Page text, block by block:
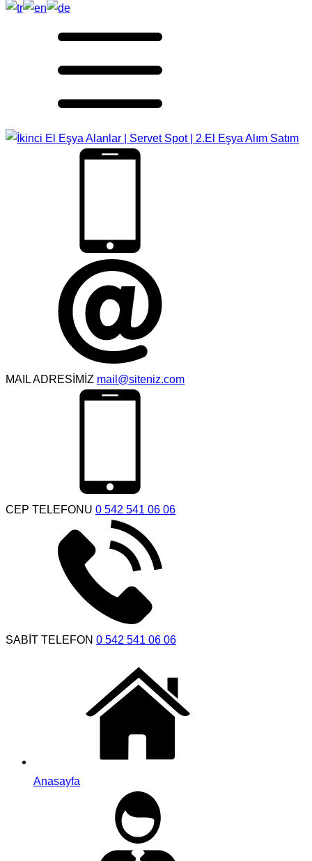
MAIL ADRESİMİZ mail@siteniz.com
CEP TELEFONU 0 542 541 06 06
SABİT TELEFON 0 542 541 06 06
Anasayfa